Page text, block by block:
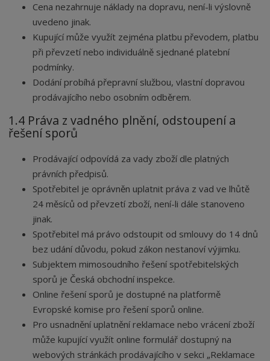
Cena nezahrnuje náklady na dopravu, není-li výslovně
uvedeno jinak.
Kupující může využít zejména platbu převodem, platbu
při převzetí nebo individuálně sjednané platební
podmínky.
Dodání probíhá přepravní službou, vlastní dopravou
prodávajícího nebo osobním odběrem.
1.4 Práva z vadného plnění, odstoupení a
řešení sporů
Prodávající odpovídá za vady zboží dle platných
právních předpisů.
Spotřebitel je oprávněn uplatnit práva z vad ve lhůtě
24 měsíců od převzetí zboží, není-li dále stanoveno
jinak.
Spotřebitel má právo odstoupit od smlouvy do 14 dnů
bez udání důvodu, pokud zákon nestanoví výjimku.
Subjektem mimosoudního řešení spotřebitelských
sporů je Česká obchodní inspekce.
Online řešení sporů je dostupné na platformě
Evropské komise pro řešení sporů online.
Pro usnadnění uplatnění reklamace nebo vrácení zboží
může kupující využít online formulář dostupný na
webových stránkách prodávajícího v sekci „Reklamace